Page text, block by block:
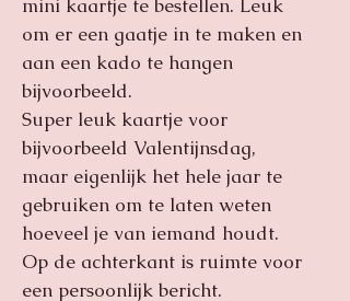
mini kaartje te bestellen. Leuk
om er een gaatje in te maken en
aan een kado te hangen
bijvoorbeeld.
Super leuk kaartje voor
bijvoorbeeld Valentijnsdag,
maar eigenlijk het hele jaar te
gebruiken om te laten weten
hoeveel je van iemand houdt.
Op de achterkant is ruimte voor
een persoonlijk bericht.